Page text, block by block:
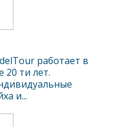
работает в
20 ти лет.
и...